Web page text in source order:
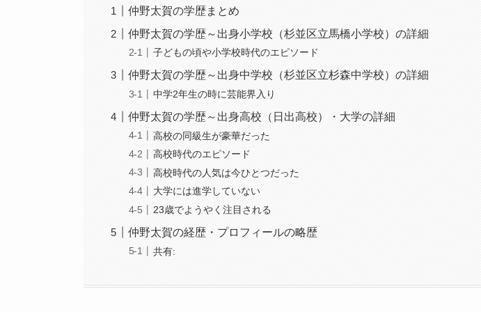
仲野太賀の学歴まとめ
仲野太賀の学歴～出身小学校（杉並区立馬橋小学校）の詳細
子どもの頃や小学校時代のエピソード
仲野太賀の学歴～出身中学校（杉並区立杉森中学校）の詳細
中学2年生の時に芸能界入り
仲野太賀の学歴～出身高校（日出高校）・大学の詳細
高校の同級生が豪華だった
高校時代のエピソード
高校時代の人気は今ひとつだった
大学には進学していない
23歳でようやく注目される
仲野太賀の経歴・プロフィールの略歴
共有: